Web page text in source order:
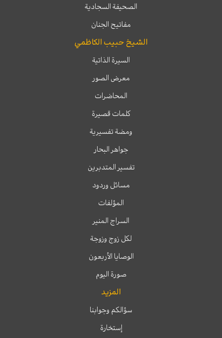
الصحيفة السجادية
مفاتيح الجنان
الشيخ حبيب الكاظمي
السيرة الذاتية
معرض الصور
المحاضرات
كلمات قصيرة
ومضة تفسيرية
جواهر البحار
تفسير المتدبرين
مسائل وردود
المؤلفات
السراج المنير
لكل زوج وزوجة
الوصايا الأربعون
صورة اليوم
المزيد
سؤالكم وجوابنا
إستخارة